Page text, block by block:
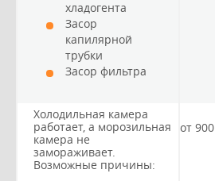
хладогента
Засор
капилярной
трубки
Засор фильтра
Холодильная камера
работает, а морозильная
камера не
замораживает.
Возможные причины:
от 900